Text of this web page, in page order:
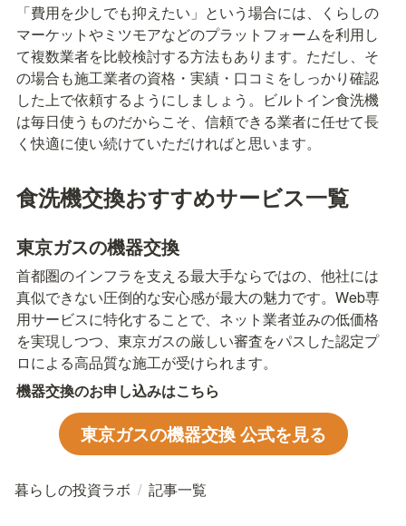
「費用を少しでも抑えたい」という場合には、くらしの
マーケットやミツモアなどのプラットフォームを利用し
て複数業者を比較検討する方法もあります。ただし、そ
の場合も施工業者の資格・実績・口コミをしっかり確認
した上で依頼するようにしましょう。ビルトイン食洗機
は毎日使うものだからこそ、信頼できる業者に任せて長
く快適に使い続けていただければと思います。
食洗機交換おすすめサービス一覧
東京ガスの機器交換
首都圏のインフラを支える最大手ならではの、他社には
真似できない圧倒的な安心感が最大の魅力です。Web専
用サービスに特化することで、ネット業者並みの低価格
を実現しつつ、東京ガスの厳しい審査をパスした認定プ
ロによる高品質な施工が受けられます。
機器交換のお申し込みはこちら
東京ガスの機器交換 公式を見る
暮らしの投資ラボ / 記事一覧